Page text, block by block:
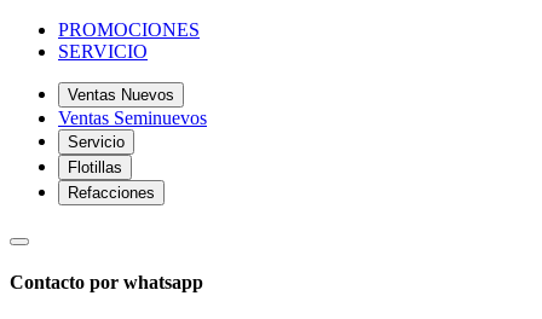
PROMOCIONES
SERVICIO
Ventas Nuevos
Ventas Seminuevos
Servicio
Flotillas
Refacciones
Contacto por whatsapp